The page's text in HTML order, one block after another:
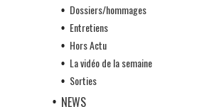
Dossiers/hommages
Entretiens
Hors Actu
La vidéo de la semaine
Sorties
NEWS